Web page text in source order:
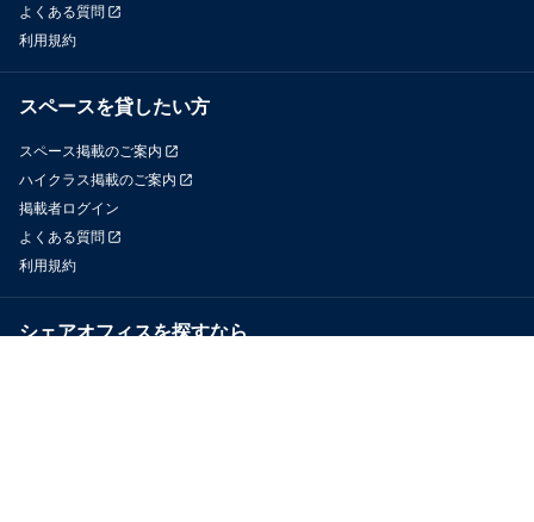
よくある質問
利用規約
スペースを貸したい方
スペース掲載のご案内
ハイクラス掲載のご案内
掲載者ログイン
よくある質問
利用規約
シェアオフィスを探すなら